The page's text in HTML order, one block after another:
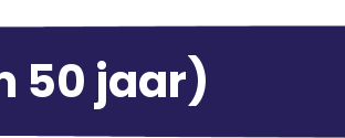
50 jaar)